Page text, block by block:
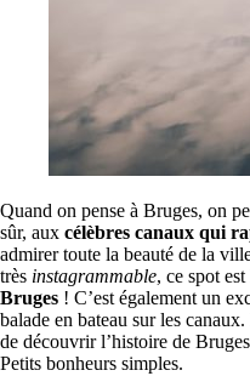
Quand on pense à Bruges, on
sûr, aux célèbres canaux qui
admirer toute la beauté de la
très instagrammable, ce spot
Bruges ! C’est également un
balade en bateau sur les
de découvrir l’histoire de
Petits bonheurs simples.